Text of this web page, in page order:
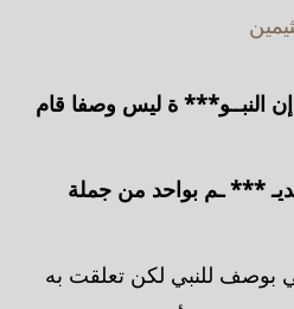
النبــو*** ة ليس وصفا قام
*** ـم بواحد من جملة
بوصف للنبي لكن تعلقت به